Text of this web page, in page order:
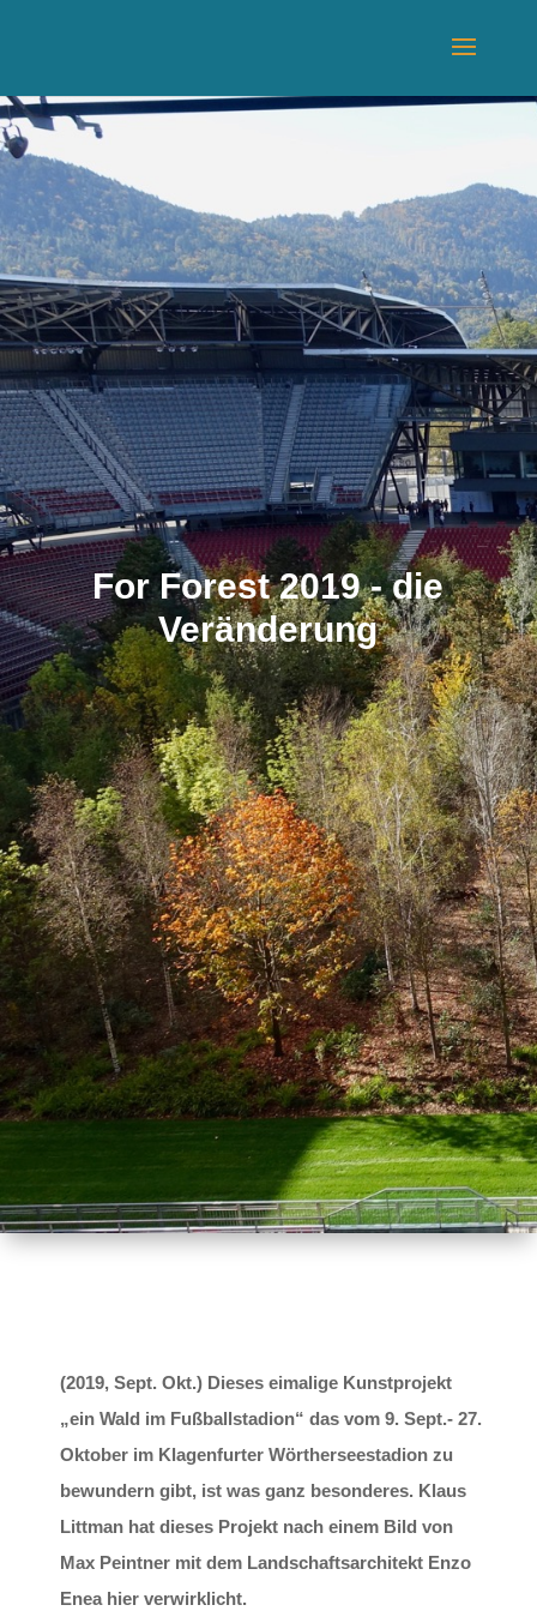
For Forest 2019 - die
Veränderung
(2019, Sept. Okt.) Dieses eimalige Kunstprojekt
„ein Wald im Fußballstadion“ das vom 9. Sept.- 27.
Oktober im Klagenfurter Wörtherseestadion zu
bewundern gibt, ist was ganz besonderes. Klaus
Littman hat dieses Projekt nach einem Bild von
Max Peintner mit dem Landschaftsarchitekt Enzo
Enea hier verwirklicht.